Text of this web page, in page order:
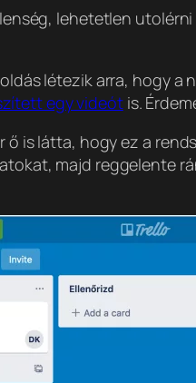
lehetetlen
létezik arra, hogy
egy videótis.
ő is látta, hogy ez a
majd reggelente